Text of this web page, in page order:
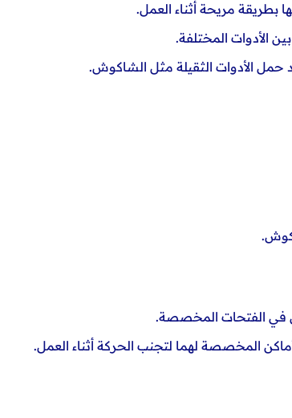
بطريقة مريحة أثناء العمل.
الأدوات المختلفة.
الأدوات الثقيلة مثل الشاكوش.
في الفتحات المخصصة.
المخصصة لهما لتجنب الحركة أثناء العمل.